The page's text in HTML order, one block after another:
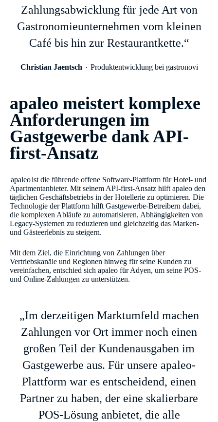
Zahlungsabwicklung für jede Art von
Gastronomieunternehmen vom kleinen
Café bis hin zur Restaurantkette.“
Christian Jaentsch Produktentwicklung bei gastronovi
apaleo meistert komplexe
Anforderungen im
Gastgewerbe dank API-
first-Ansatz
apaleoist die führende offene Software-Plattform für Hotel- und
Apartmentanbieter. Mit seinem API-first-Ansatz hilft apaleo den
täglichen Geschäftsbetriebs in der Hotellerie zu optimieren. Die
Technologie der Plattform hilft Gastgewerbe-Betreibern dabei,
die komplexen Abläufe zu automatisieren, Abhängigkeiten von
Legacy-Systemen zu reduzieren und gleichzeitig das Marken-
und Gästeerlebnis zu steigern.
Mit dem Ziel, die Einrichtung von Zahlungen über
Vertriebskanäle und Regionen hinweg für seine Kunden zu
vereinfachen, entschied sich apaleo für Adyen, um seine POS-
und Online-Zahlungen zu unterstützen.
„Im derzeitigen Marktumfeld machen
Zahlungen vor Ort immer noch einen
großen Teil der Kundenausgaben im
Gastgewerbe aus. Für unsere apaleo-
Plattform war es entscheidend, einen
Partner zu haben, der eine skalierbare
POS-Lösung anbietet, die alle